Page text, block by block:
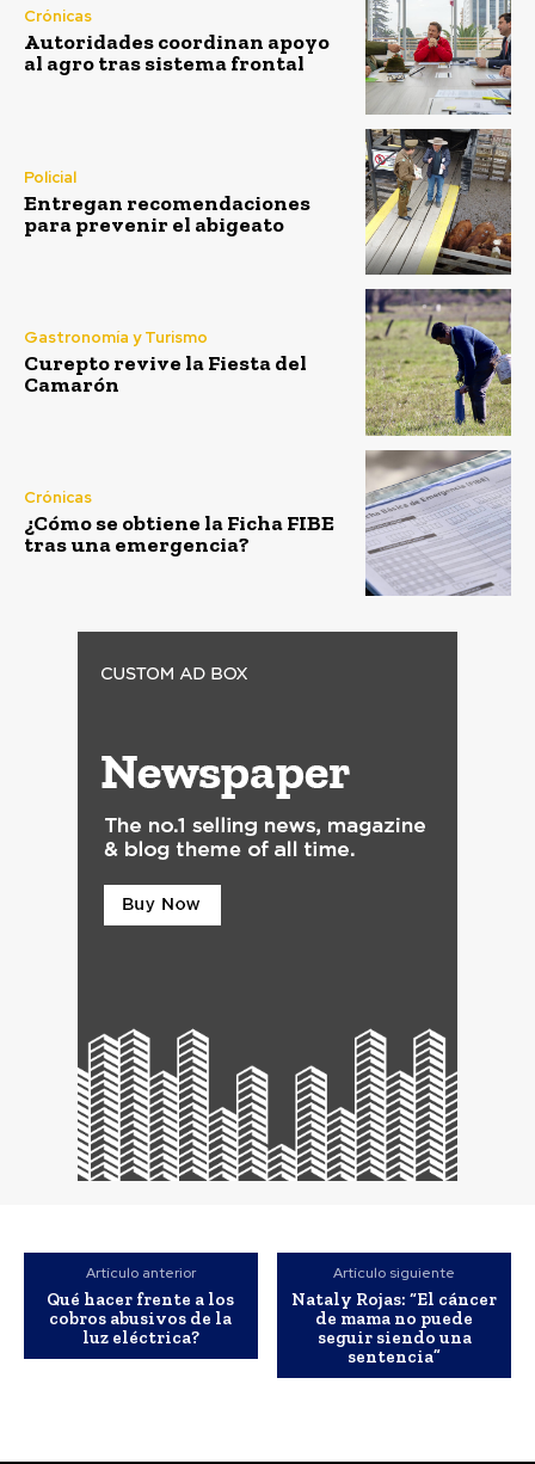
Crónicas
Autoridades coordinan apoyo
al agro tras sistema frontal
Policial
Entregan recomendaciones
para prevenir el abigeato
Gastronomía y Turismo
Curepto revive la Fiesta del
Camarón
Crónicas
¿Cómo se obtiene la Ficha FIBE
tras una emergencia?
Artículo anterior
Qué hacer frente a los
cobros abusivos de la
luz eléctrica?
Artículo siguiente
Nataly Rojas: “El cáncer
de mama no puede
seguir siendo una
sentencia”